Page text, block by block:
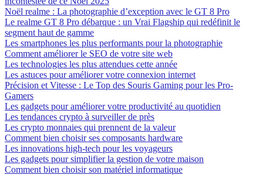
Noël realme : La photographie d’exception avec le GT 8 Pro
Le realme GT 8 Pro débarque : un Vrai Flagship qui redéfinit le
segment haut de gamme
Les smartphones les plus performants pour la photographie
Comment améliorer le SEO de votre site web
Les technologies les plus attendues cette année
Les astuces pour améliorer votre connexion internet
Précision et Vitesse : Le Top des Souris Gaming pour les Pro-
Gamers
Les gadgets pour améliorer votre productivité au quotidien
Les tendances crypto à surveiller de près
Les crypto monnaies qui prennent de la valeur
Comment bien choisir ses composants hardware
Les innovations high-tech pour les voyageurs
Les gadgets pour simplifier la gestion de votre maison
Comment bien choisir son matériel informatique